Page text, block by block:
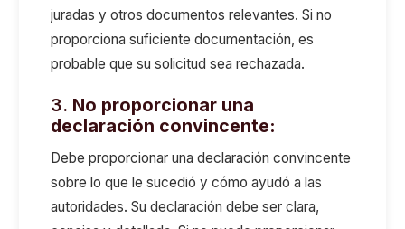
juradas y otros documentos relevantes. Si no
proporciona suficiente documentación, es
probable que su solicitud sea rechazada.
3. No proporcionar una
declaración convincente:
Debe proporcionar una declaración convincente
sobre lo que le sucedió y cómo ayudó a las
autoridades. Su declaración debe ser clara,